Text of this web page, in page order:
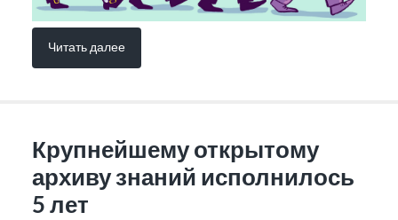
Читать далее
Крупнейшему открытому
архиву знаний исполнилось
5 лет